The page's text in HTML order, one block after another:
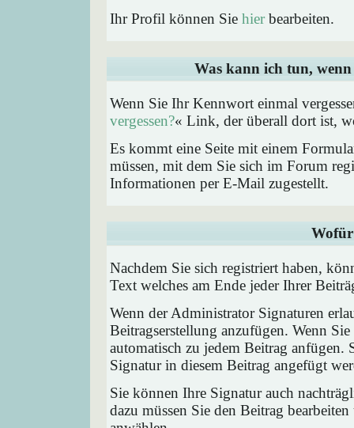
Ihr Profil können Sie hierbearbeiten.
Was kann ich tun, wenn
Wenn Sie Ihr Kennwort einmal
vergessen?« Link, der überall dort ist,
Es kommt eine Seite mit einem
müssen, mit dem Sie sich im Forum
Informationen per E-Mail zugestellt.
Nachdem Sie sich registriert haben,
Text welches am Ende jeder Ihrer
Wenn der Administrator Signaturen
Beitragserstellung anzufügen. Wenn
automatisch zu jedem Beitrag
Signatur in diesem Beitrag angefügt
Sie können Ihre Signatur auch
dazu müssen Sie den Beitrag